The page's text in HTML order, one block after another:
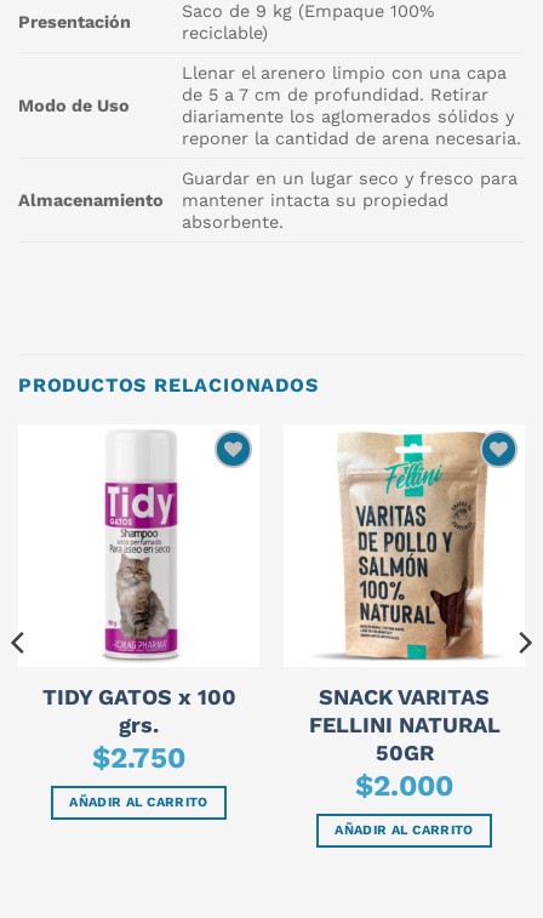
Presentación
Saco de 9 kg (Empaque 100%
reciclable)
Modo de Uso
Llenar el arenero limpio con una capa
de 5 a 7 cm de profundidad. Retirar
diariamente los aglomerados sólidos y
reponer la cantidad de arena necesaria.
Almacenamiento
Guardar en un lugar seco y fresco para
mantener intacta su propiedad
absorbente.
PRODUCTOS RELACIONADOS
TIDY GATOS x 100
grs.
$2.750
AÑADIR AL CARRITO
SNACK VARITAS
FELLINI NATURAL
50GR
$2.000
AÑADIR AL CARRITO